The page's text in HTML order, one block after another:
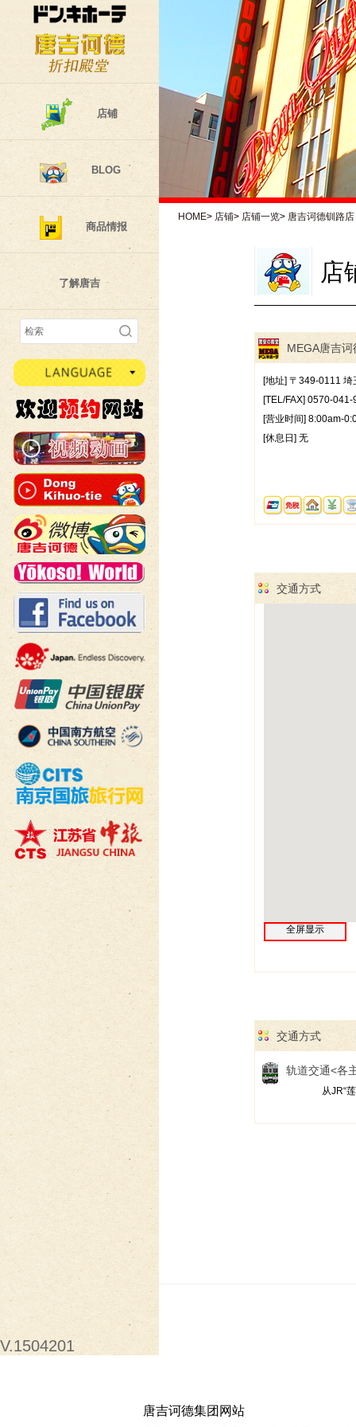
店铺
BLOG
商品情报
了解唐吉
V.1504201
HOME> 店铺> 店铺一览> 唐吉诃德钏路店
店
MEGA唐吉
[地址] 〒349-0111
[TEL/FAX] 0570-041-
[营业时间] 8:00am-
[休息日] 无
交通方式
全屏显示
交通方式
轨道交通<各
从JR“
唐吉诃德集团网站